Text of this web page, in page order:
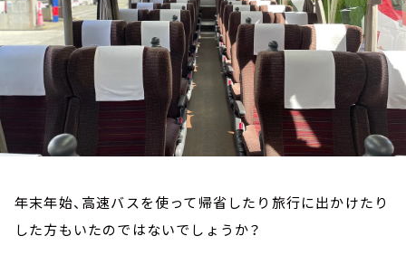
年末年始、高速バスを使って帰省したり旅行に出かけたり
した方もいたのではないでしょうか？